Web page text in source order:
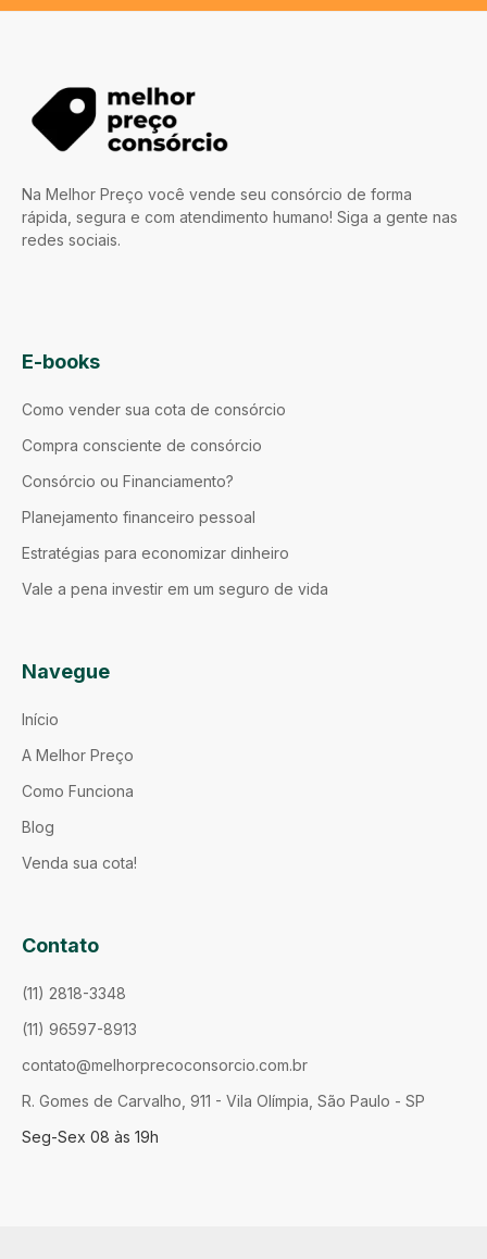
Na Melhor Preço você vende seu consórcio de forma
rápida, segura e com atendimento humano! Siga a gente nas
redes sociais.
E-books
Como vender sua cota de consórcio
Compra consciente de consórcio
Consórcio ou Financiamento?
Planejamento financeiro pessoal
Estratégias para economizar dinheiro
Vale a pena investir em um seguro de vida
Navegue
Início
A Melhor Preço
Como Funciona
Blog
Venda sua cota!
Contato
(11) 2818-3348
(11) 96597-8913
contato@melhorprecoconsorcio.com.br
R. Gomes de Carvalho, 911 - Vila Olímpia, São Paulo - SP
Seg-Sex 08 às 19h